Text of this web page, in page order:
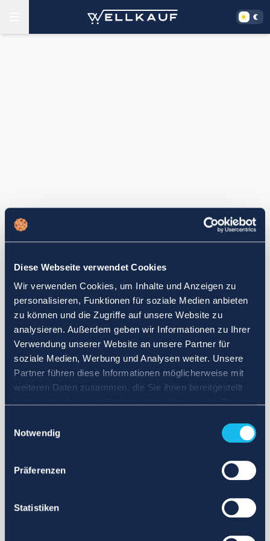
Diese Webseite verwendet Cookies
Wir verwenden Cookies, um Inhalte und Anzeigen zu
personalisieren, Funktionen für soziale Medien anbieten
zu können und die Zugriffe auf unsere Website zu
analysieren. Außerdem geben wir Informationen zu Ihrer
Verwendung unserer Website an unsere Partner für
soziale Medien, Werbung und Analysen weiter. Unsere
Partner führen diese Informationen möglicherweise mit
weiteren Daten zusammen, die Sie ihnen bereitgestellt
Notwendig
Präferenzen
Statistiken